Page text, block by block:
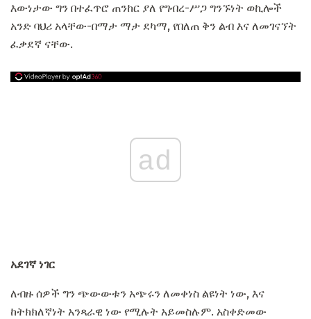
እውነታው ግን በተፈጥሮ ጠንከር ያለ የግብረ-ሥጋ ግንኙነት ወኪሎች
አንድ ባህሪ አላቸው-በማታ ማታ ደካማ, የበለጠ ቅን ልብ እና ለመገናኘት
ፈቃደኛ ናቸው.
ad
አደገኛ ነገር
ለብዙ ሰዎች ግን ጭውውቱን አጭሩን ለመቀነስ ልዩነት ነው, እና
ከትክክለኛነት አንጻራዊ ነው የሚሉት አይመስሉም. አስቀድመው